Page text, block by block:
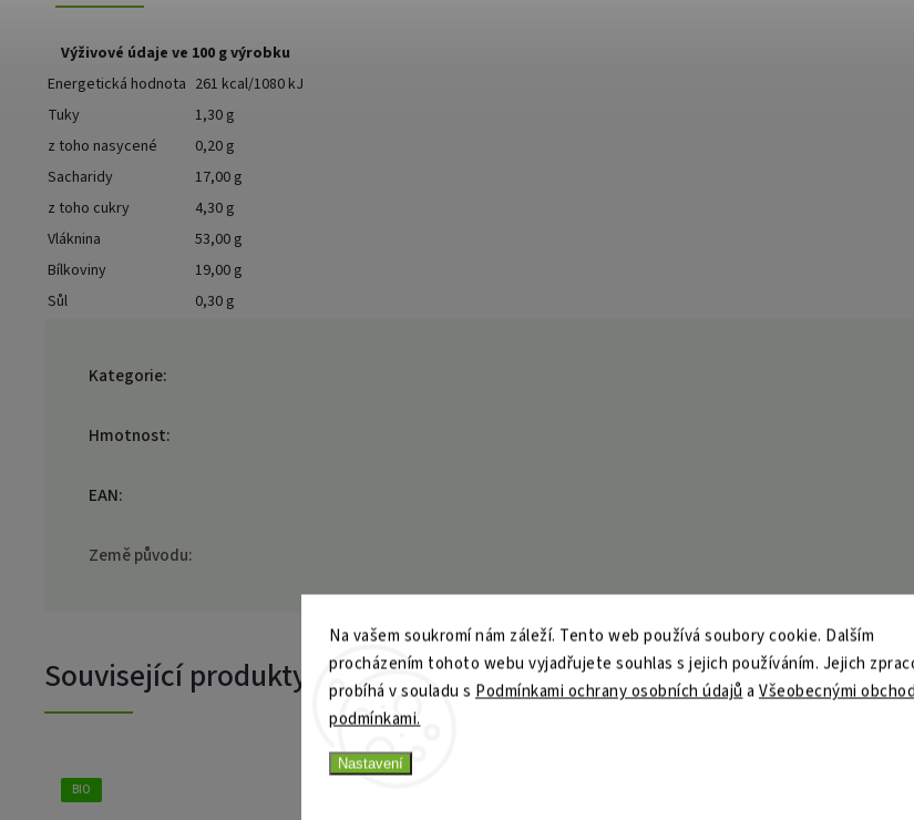
Na vašem soukromí nám záleží. Tento web používá soubory cookie. Dalším
procházením tohoto webu vyjadřujete souhlas s jejich používáním. Jejich
probíhá v souladu s Podmínkami ochrany osobních údajůa Všeobecnými
podmínkami.
Nastavení
Výživové údaje ve 100 g výrobku
Energetická hodnota 261 kcal/1080 kJ
Tuky
1,30 g
z toho nasycené
0,20 g
Sacharidy
17,00 g
z toho cukry
4,30 g
Vláknina
53,00 g
Bílkoviny
19,00 g
Sůl
0,30 g
Kategorie:
Hmotnost:
EAN:
Země původu:
Související produkty
BIO